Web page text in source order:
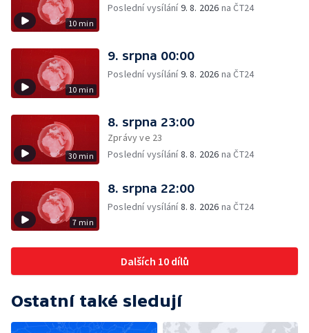
10 min
Poslední vysílání9. 8. 2026 na ČT24
10 min
9. srpna 00:00
Poslední vysílání9. 8. 2026 na ČT24
30 min
8. srpna 23:00
Zprávy ve 23
Poslední vysílání8. 8. 2026 na ČT24
7 min
8. srpna 22:00
Poslední vysílání8. 8. 2026 na ČT24
Dalších 10 dílů
Ostatní také sledují